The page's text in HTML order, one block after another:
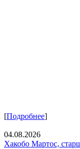
[Подробнее]
04.08.2026
Хакобо Мартос,